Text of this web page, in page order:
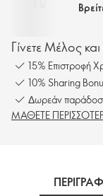
Γίνετε Μέλος
15% Επιστροφή
10% Sharing
Δωρεάν
ΜΑΘΕΤΕ